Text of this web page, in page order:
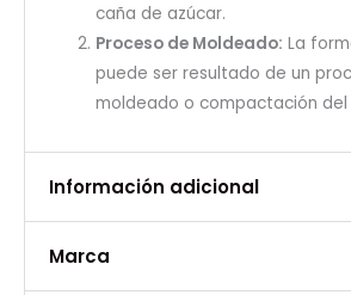
caña de azúcar.
Proceso de Moldeado: La
puede ser resultado de un
moldeado o compactación
Información adicional
Peso
Marca